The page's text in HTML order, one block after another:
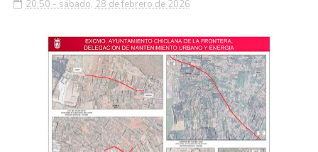
20:50 - sábado, 28 de febrero de 2026